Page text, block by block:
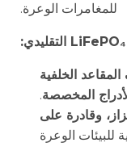
للمغامرات الوعرة.
الخلفية
المخصصة.
وقادرة على
للبيئات الوعرة